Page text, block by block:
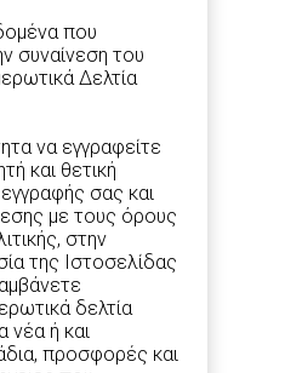
που
συναίνεση του
Δελτία
να εγγραφείτε
και θετική
σας και
με τους όρους
στην
της Ιστοσελίδας
δελτία
νέα ή και
προσφορές και